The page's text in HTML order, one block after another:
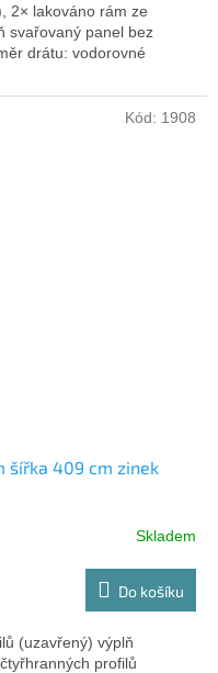
2× lakováno rám ze
svařovaný panel bez
drátu: vodorovné
šířka 409 cm zinek
Skladem
Do košíku
(uzavřený) výplň
profilů
Kód: 1908